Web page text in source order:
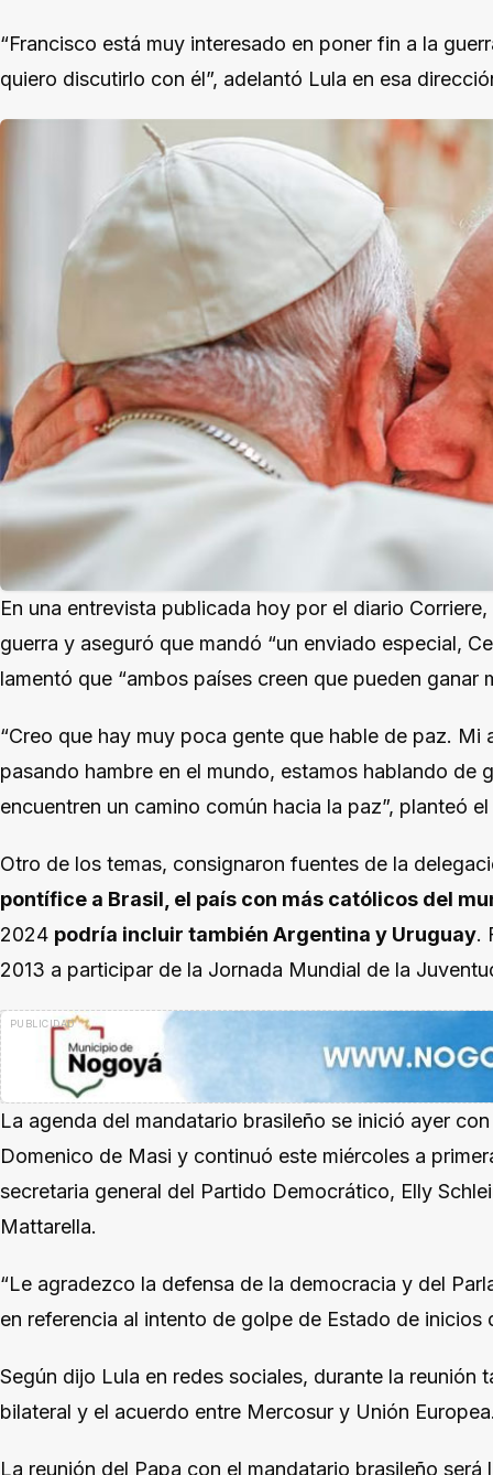
“Francisco está muy interesado en poner fin a la
quiero discutirlo con él”, adelantó Lula en esa
En una entrevista publicada hoy por el diario
guerra y aseguró que mandó “un enviado especial,
lamentó que “ambos países creen que pueden ganar
“Creo que hay muy poca gente que hable de paz. Mi
pasando hambre en el mundo, estamos hablando de
encuentren un camino común hacia la paz”, planteó
Otro de los temas, consignaron fuentes de la
pontífice a Brasil, el país con más católicos del
2024 podría incluir también Argentina y Uruguay.
2013 a participar de la Jornada Mundial de la
La agenda del mandatario brasileño se inició ayer
Domenico de Masi y continuó este miércoles a
secretaria general del Partido Democrático, Elly
Mattarella.
“Le agradezco la defensa de la democracia y del
en referencia al intento de golpe de Estado de inicios
Según dijo Lula en redes sociales, durante la reunión
bilateral y el acuerdo entre Mercosur y Unión
La reunión del Papa con el mandatario brasileño